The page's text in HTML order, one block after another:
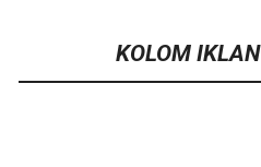
KOLOM IKLAN